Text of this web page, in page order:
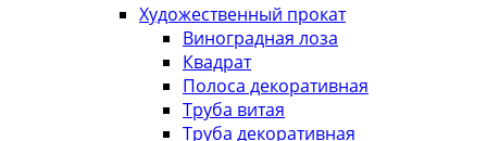
Художественный прокат
Виноградная лоза
Квадрат
Полоса декоративная
Труба витая
Труба декоративная